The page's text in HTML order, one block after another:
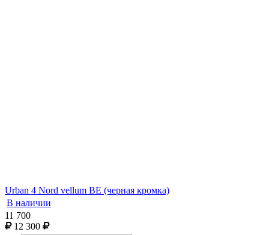
Urban 4 Nord vellum BE (черная кромка)
В наличии
11 700
12 300